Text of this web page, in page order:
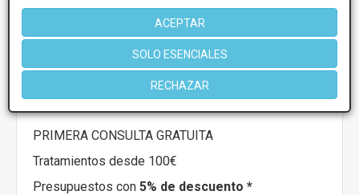
ACEPTAR
SOLO ESENCIALES
RECHAZAR
ÍSORA Cirugía y Medicina Estética ( centro
medico Integraclinic )
10 Opiniones
Plaza de las Monjas nº 2, Huelva
PRIMERA CONSULTA GRATUITA
Tratamientos desde 100€
Presupuestos con 5% de descuento *